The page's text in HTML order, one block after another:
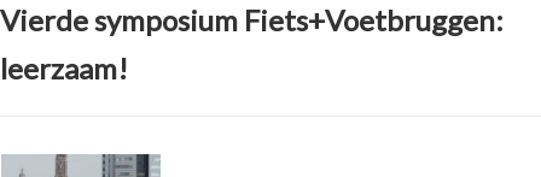
Vierde symposium Fiets+Voetbruggen:
leerzaam!